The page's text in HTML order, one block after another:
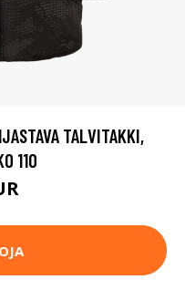
TALVITAKKI,
110